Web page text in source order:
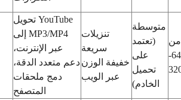
تحويل YouTube
إلى MP3/MP4
عبر الإنترنت،
دعم متعدد الدقة،
دمج ملحقات
المتصفح
تنزيلات
سريعة
خفيفة الوزن
عبر الويب
متوسطة
(تعتمد
على
تحميل
الخادم)
من
64-